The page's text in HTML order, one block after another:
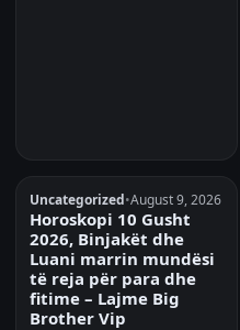
Uncategorized•August 9, 2026
Horoskopi 10 Gusht
2026, Binjakët dhe
Luani marrin mundësi
të reja për para dhe
fitime – Lajme Big
Brother Vip